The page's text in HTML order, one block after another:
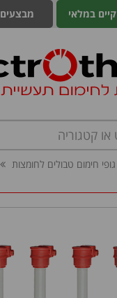
מבצעים קיים במלאי
גופי חימום טבולים לחומצות